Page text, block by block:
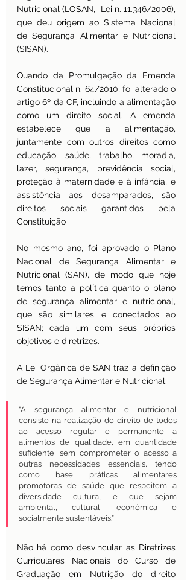
Nutricional (LOSAN,  Lei n. 11.346/2006),
que deu origem ao Sistema Nacional
de Segurança Alimentar e Nutricional
(SISAN).
Quando da Promulgação da Emenda
Constitucional n. 64/2010, foi alterado o
artigo 6º da CF, incluindo a alimentação
como um direito social. A emenda
estabelece que a alimentação,
juntamente com outros direitos como
educação, saúde, trabalho, moradia,
lazer, segurança, previdência social,
proteção à maternidade e à infância, e
assistência aos desamparados, são
direitos sociais garantidos pela
Constituição
No mesmo ano, foi aprovado o Plano
Nacional de Segurança Alimentar e
Nutricional (SAN), de modo que hoje
temos tanto a política quanto o plano
de segurança alimentar e nutricional,
que são similares e conectados ao
SISAN; cada um com seus próprios
objetivos e diretrizes.
A Lei Orgânica de SAN traz a definição
de Segurança Alimentar e Nutricional:
“A segurança alimentar e nutricional
consiste na realização do direito de todos
ao acesso regular e permanente a
alimentos de qualidade, em quantidade
suficiente, sem comprometer o acesso a
outras necessidades essenciais, tendo
como base práticas alimentares
promotoras de saúde que respeitem a
diversidade cultural e que sejam
ambiental, cultural, econômica e
socialmente sustentáveis.”
Não há como desvincular as Diretrizes
Curriculares Nacionais do Curso de
Graduação em Nutrição do direito